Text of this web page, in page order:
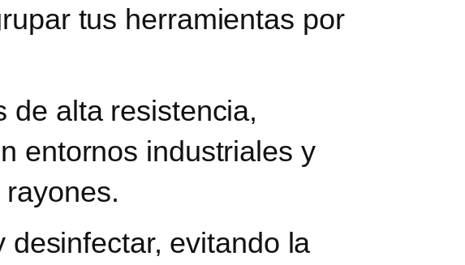
tus herramientas por
de alta resistencia,
entornos industriales y
desinfectar, evitando la